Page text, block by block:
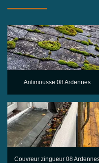
Antimousse 08 Ardennes
Couvreur zingueur 08